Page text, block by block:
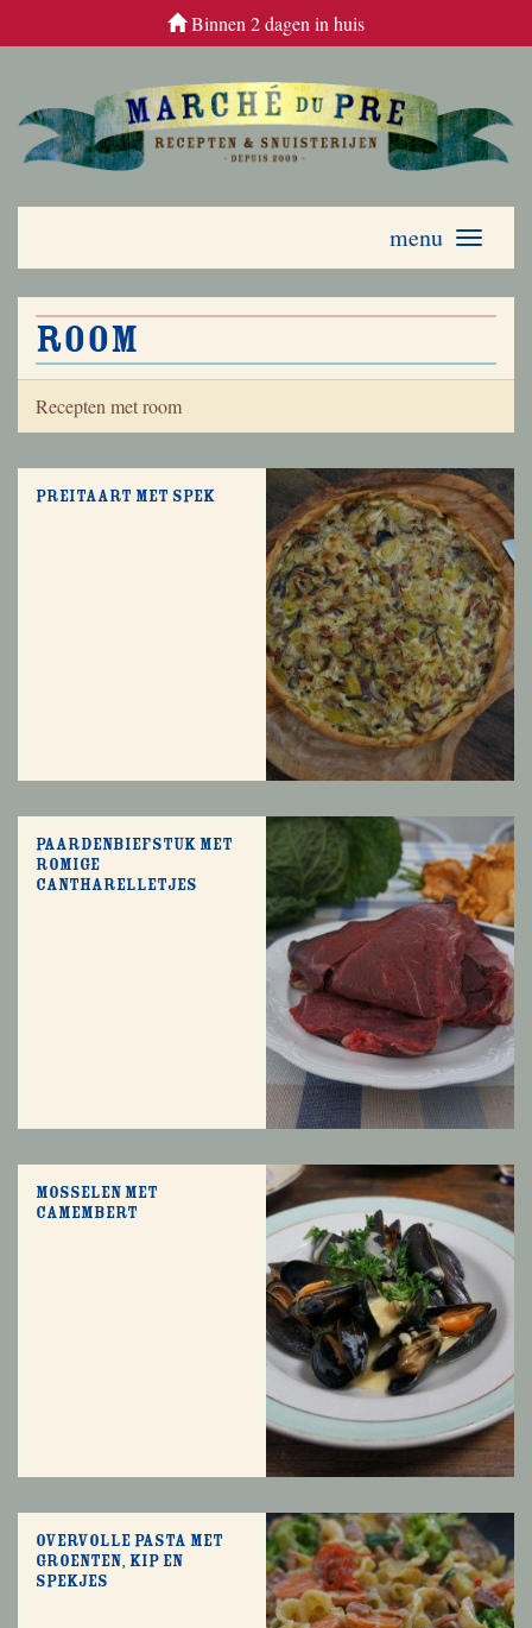
Binnen 2 dagen in huis
Toggle
menu
room
Recepten met room
Preitaart met spek
Paardenbiefstuk met
romige
cantharelletjes
Mosselen met
camembert
Overvolle pasta met
groenten, kip en
spekjes